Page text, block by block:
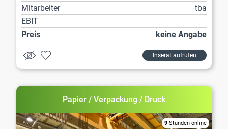
Mitarbeiter
tba
EBIT
Preis
keine Angabe
Inserat aufrufen
Papier / Verpackung / Druck
9 Stunden online